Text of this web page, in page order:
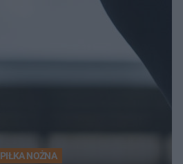
PIŁKA NOŻNA